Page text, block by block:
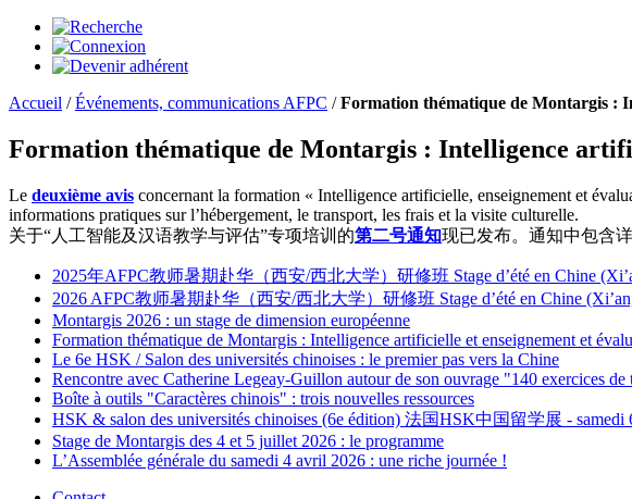
Accueil /Événements, communications AFPC /Formation thématique de Montargis :
Formation thématique de Montargis : Intelligence
Le deuxième avis concernant la formation « Intelligence artificielle, enseignement et
informations pratiques sur l’hébergement, le transport, les frais et la visite culturelle.
关于“人工智能及汉语教学与评估”专项培训的第二号通知现已发布。通知中包含
2025年AFPC教师暑期赴华（西安/西北大学）研修班 Stage d’été en Chine
2026 AFPC教师暑期赴华（西安/西北大学）研修班 Stage d’été en Chine
Montargis 2026 : un stage de dimension européenne
Formation thématique de Montargis : Intelligence artificielle et enseignement et
Le 6e HSK / Salon des universités chinoises : le premier pas vers la Chine
Rencontre avec Catherine Legeay-Guillon autour de son ouvrage "140 exercices
Boîte à outils "Caractères chinois" : trois nouvelles ressources
HSK & salon des universités chinoises (6e édition) 法国HSK中国留学展 - samedi
Stage de Montargis des 4 et 5 juillet 2026 : le programme
L’Assemblée générale du samedi 4 avril 2026 : une riche journée !